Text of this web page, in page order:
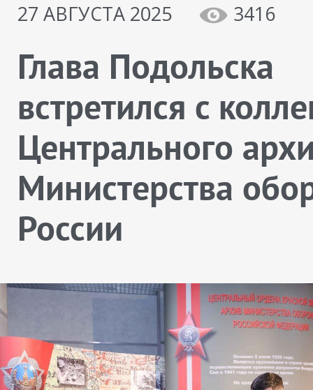
27 АВГУСТА 2025
3416
Глава Подольска
встретился с
Центрального
Министерства
России